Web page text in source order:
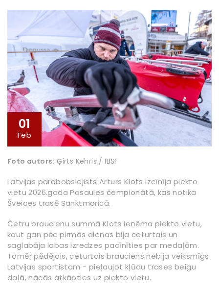
01
Feb
Foto autors: Ģirts Kehris / IBSF
Latvijas parabobslejists Arturs Klots izcīnīja piekto
vietu 2026.gada Pasaules čempionātā, kas notika
Šveices trasē Sanktmoricā.
Četru braucienu summā Klots ieņēma piekto vietu,
kaut gan pēc pirmās dienas bija ceturtais un
saglabāja labas izredzes pacīnīties par medaļām.
Tomēr pēdējais, ceturtais brauciens nebija veiksmīgs
Latvijas sportistam - pieļaujot kļūdu trases beigu
daļā, nācās atkāpties uz piekto vietu.